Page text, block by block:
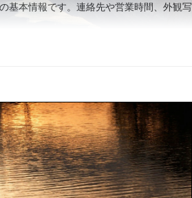
基本情報です。連絡先や営業時間、外観写